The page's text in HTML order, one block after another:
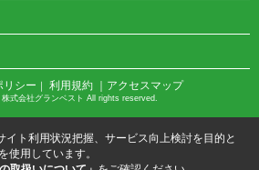
リシー ｜ 利用規約 ｜アクセスマップ
式会社グランベスト All rights reserved.
イト利用状況把握、サービス向上検討を目的と
使用しています。